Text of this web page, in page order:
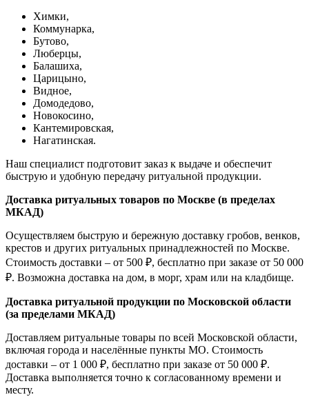
Химки,
Коммунарка,
Бутово,
Люберцы,
Балашиха,
Царицыно,
Видное,
Домодедово,
Новокосино,
Кантемировская,
Нагатинская.
Наш специалист подготовит заказ к выдаче и обеспечит
быструю и удобную передачу ритуальной продукции.
Доставка ритуальных товаров по Москве (в пределах
МКАД)
Осуществляем быструю и бережную доставку гробов, венков,
крестов и других ритуальных принадлежностей по Москве.
Стоимость доставки – от 500 ₽, бесплатно при заказе от 50 000
₽. Возможна доставка на дом, в морг, храм или на кладбище.
Доставка ритуальной продукции по Московской области
(за пределами МКАД)
Доставляем ритуальные товары по всей Московской области,
включая города и населённые пункты МО. Стоимость
доставки – от 1 000 ₽, бесплатно при заказе от 50 000 ₽.
Доставка выполняется точно к согласованному времени и
месту.